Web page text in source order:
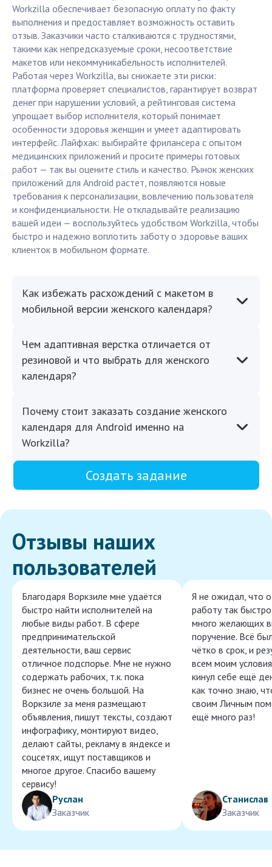
Workzilla обеспечивает безопасную оплату по факту
выполнения и предоставляет возможность оставить
отзыв. Заказчики часто сталкиваются с трудностями,
такими как непредсказуемые сроки, несоответствие
макетов или некоммуникабельность исполнителей.
Работая через Workzilla, вы снижаете эти риски:
платформа проверяет специалистов, гарантирует возврат
денег при нарушении условий, а рейтинговая система
упрощает выбор исполнителя, который понимает
особенности здоровья женщин и умеет адаптировать
интерфейс. Лайфхак: выбирайте фрилансера с опытом
медицинских приложений и просите примеры готовых
работ — так вы оцените стиль и качество. Рынок женских
приложений для Android растет, появляются новые
требования к персонализации, вовлечению пользователя
и конфиденциальности. Не откладывайте реализацию
вашей идеи — воспользуйтесь удобством Workzilla, чтобы
быстро и надежно воплотить заботу о здоровье ваших
клиенток в мобильном формате.
Как избежать расхождений с макетом в
мобильной версии женского календаря?
Чем адаптивная верстка отличается от
резиновой и что выбрать для женского
календаря?
Почему стоит заказать создание женского
календаря для Android именно на
Workzilla?
Создать задание
Отзывы наших
пользователей
Благодаря Воркзиле мне удаётся
быстро найти исполнителей на
любые виды работ. В сфере
предпринимательской
деятельности, ваш сервис
отличное подспорье. Мне не нужно
содержать рабочих, т.к. пока
бизнес не очень большой. На
Воркзиле за меня размещают
объявления, пишут тексты, создают
инфографику, монтируют видео,
делают сайты, рекламу в яндексе и
соцсетях, ищут поставщиков и
многое другое. Спасибо вашему
сервису!
Руслан
Заказчик
Я не ожидал, что
работу так
много желающих
поручение. Всё
чётко в срок, и
всем моим
кинул себе ещё
как точно знаю,
своим Личным
ещё много раз!
Станислав
Заказчик